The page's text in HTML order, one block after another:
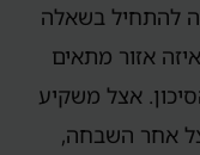
להתחיל בשאלה
אזור מתאים
אצל משקיע
אחר השבחה,